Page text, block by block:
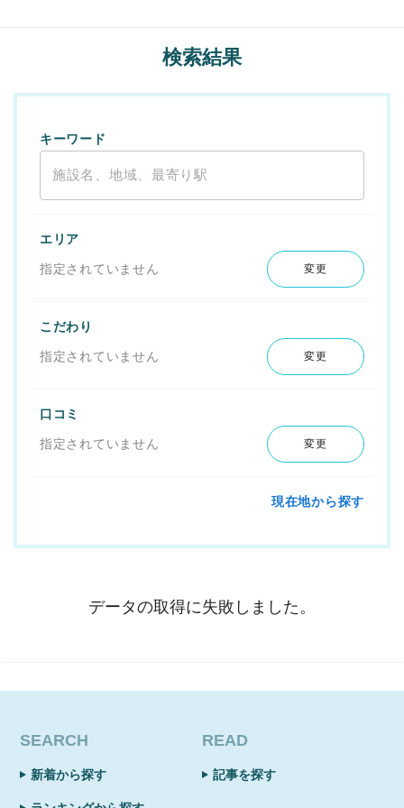
検索結果
キーワード
エリア
指定されていません 変更
こだわり
指定されていません 変更
口コミ
指定されていません 変更
現在地から探す
データの取得に失敗しました。
SEARCH
新着から探す
READ
記事を探す